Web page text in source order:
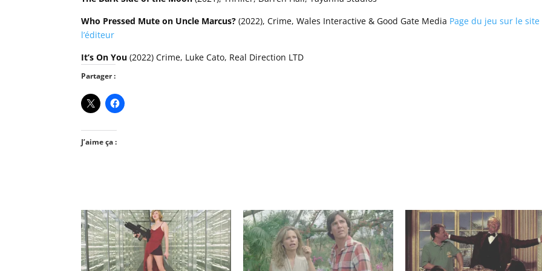
Who Pressed Mute on Uncle Marcus? (2022), Crime, Wales Interactive & Good Gate Media Page du jeu sur le site
l’éditeur
It’s On You (2022) Crime, Luke Cato, Real Direction LTD
Partager :
J’aime ça :